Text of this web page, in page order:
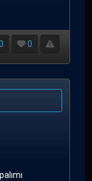
0